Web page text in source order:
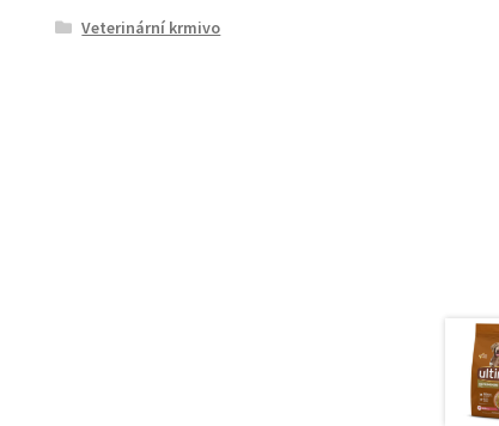
Veterinární krmivo